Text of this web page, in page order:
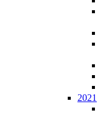
2021